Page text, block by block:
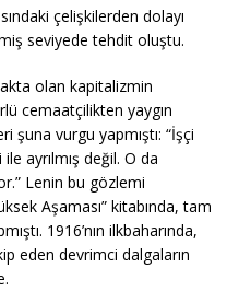
çelişkilerden dolayı
seviyede tehdit oluştu.
olan kapitalizmin
cemaatçilikten yaygın
şuna vurgu yapmıştı: “İşçi
ile ayrılmış değil. O da
Lenin bu gözlemi
Aşaması” kitabında, tam
1916’nın ilkbaharında,
eden devrimci dalgaların